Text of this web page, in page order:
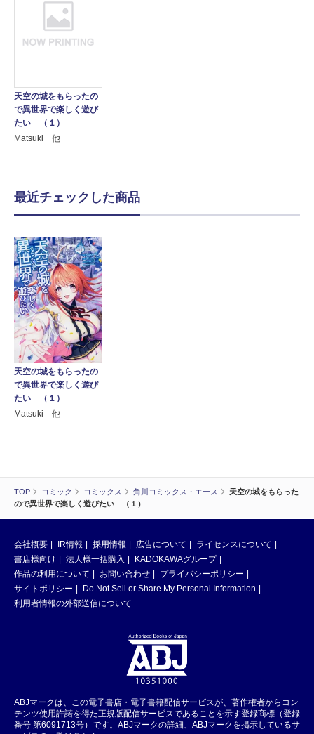
TOP コミック コミックス 角川コミックス・エース
天空の城をもらった
ので異世界で楽しく遊びたい （１）
天空の城をもらったの
で異世界で楽しく遊び
たい （１）
Matsuki 他
最近チェックした商品
天空の城をもらったの
で異世界で楽しく遊び
たい （１）
Matsuki 他
会社概要 IR情報 採用情報 広告について
ライセンスについて
書店様向け
法人様一括購入
KADOKAWAグループ
作品の利用について
お問い合わせ
プライバシーポリシー
サイトポリシー
Do Not Sell or Share My Personal Information
利用者情報の外部送信について
ABJマークは、この電子書店・電子書籍配信サービスが、著作権者からコン
テンツ使用許諾を得た正規版配信サービスであることを示す登録商標（登録
番号 第6091713号）です。ABJマークの詳細、ABJマークを掲示しているサ